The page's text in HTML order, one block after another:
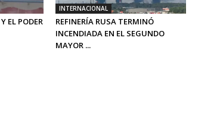
EL PODER
INTERNACIONAL
REFINERÍA RUSA TERMINÓ
INCENDIADA EN EL SEGUNDO
MAYOR ...